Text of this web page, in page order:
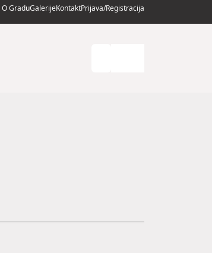
O GraduGalerijeKontaktPrijava/Registracija